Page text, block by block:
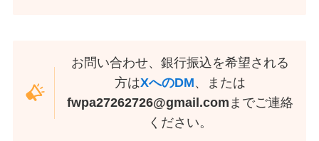
お問い合わせ、銀行振込を希望される
方はXへのDM、または
fwpa27262726@gmail.com までご連絡
ください。